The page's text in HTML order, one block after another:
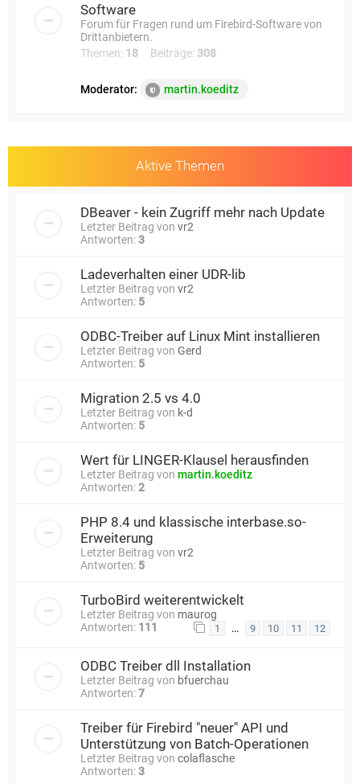
Software
Forum für Fragen rund um Firebird-Software von
Drittanbietern.
Themen: 18 Beiträge: 308
Moderator: martin.koeditz
Aktive Themen
DBeaver - kein Zugriff mehr nach Update
Letzter Beitrag von vr2
Antworten:3
Ladeverhalten einer UDR-lib
Letzter Beitrag von vr2
Antworten: 5
ODBC-Treiber auf Linux Mint installieren
Letzter Beitrag von Gerd
Antworten: 5
Migration 2.5 vs 4.0
Letzter Beitrag von k-d
Antworten: 5
Wert für LINGER-Klausel herausfinden
Letzter Beitrag von martin.koeditz
Antworten:2
PHP 8.4 und klassische interbase.so-
Erweiterung
Letzter Beitrag von vr2
Antworten: 5
TurboBird weiterentwickelt
Letzter Beitrag von maurog
Antworten: 111 1 … 9 10 11 12
ODBC Treiber dll Installation
Letzter Beitrag von bfuerchau
Antworten:7
Treiber für Firebird "neuer" API und
Unterstützung von Batch-Operationen
Letzter Beitrag von colaflasche
Antworten:3